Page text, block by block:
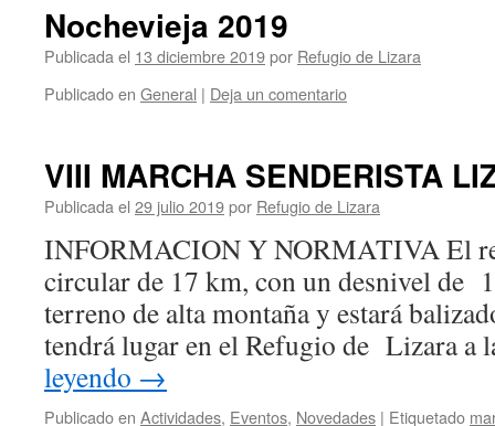
Nochevieja 2019
Publicada el 13 diciembre 2019por Refugio de Lizara
Publicado en General | Deja un comentario
VIII MARCHA SENDERISTA
Publicada el 29 julio 2019por Refugio de Lizara
INFORMACION Y NORMATIVA El
circular de 17 km, con un desnivel de
terreno de alta montaña y estará
tendrá lugar en el Refugio de Lizara
leyendo →
Publicado en Actividades, Eventos, Novedades | Etiquetado